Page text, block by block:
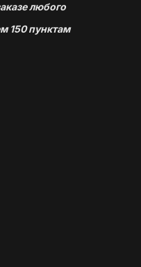
любого
150 пунктам